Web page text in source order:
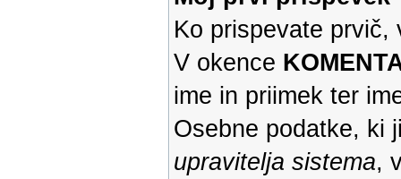
Ko prispevate prvič,
V okence
ime in priimek ter
Osebne podatke, ki
upravitelja sistema,